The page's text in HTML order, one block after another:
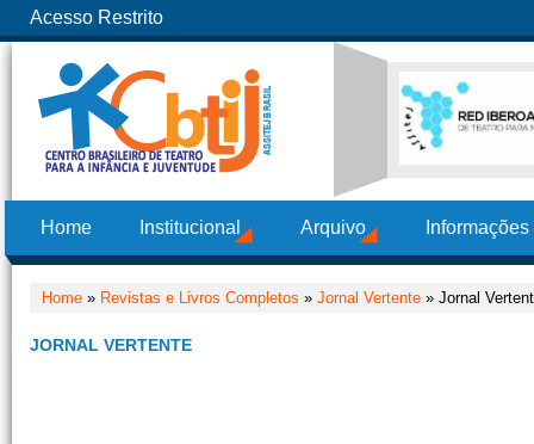
Acesso Restrito
Home Institucional Arquivo
Home » Revistas e Livros Completos » Jornal Vertente » Jornal
JORNAL VERTENTE